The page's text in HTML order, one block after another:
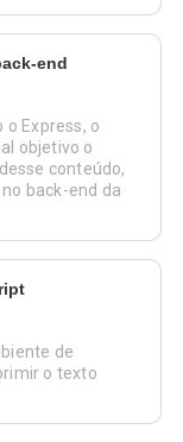
end
Express, o
objetivo o
conteúdo,
back-end da
de
o texto